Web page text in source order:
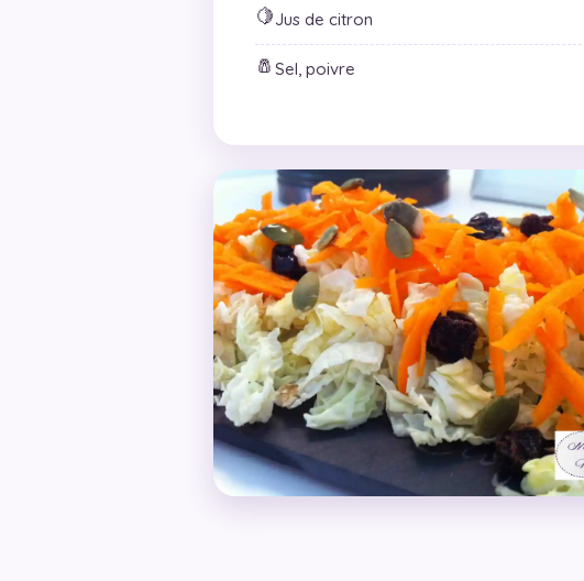
🍋Jus de citron
🧂 Sel, poivre